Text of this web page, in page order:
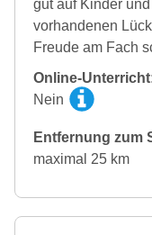
gut auf Kinder
vorhandenen
Freude am Fach
Online-
Nein
Entfernung zum
maximal 25 km